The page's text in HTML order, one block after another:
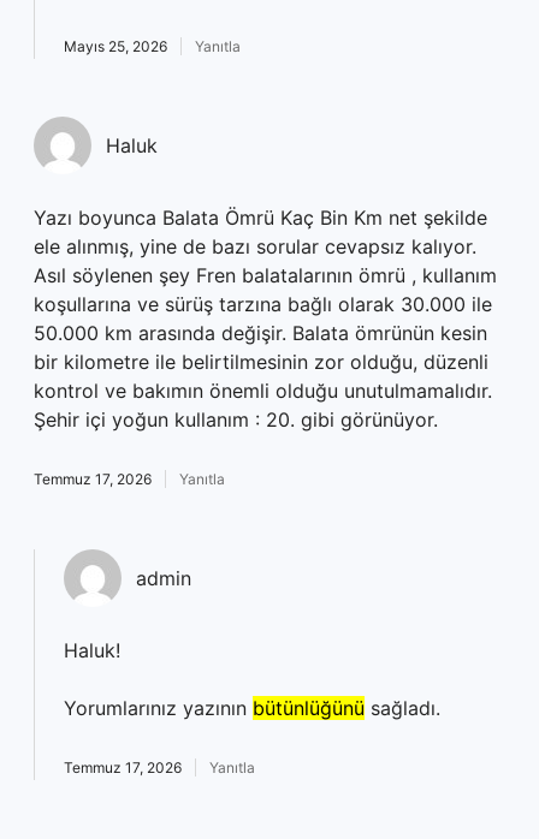
Mayıs 25, 2026 Yanıtla
Haluk
Yazı boyunca Balata Ömrü Kaç Bin Km net şekilde
ele alınmış, yine de bazı sorular cevapsız kalıyor.
Asıl söylenen şey Fren balatalarının ömrü , kullanım
koşullarına ve sürüş tarzına bağlı olarak 30.000 ile
50.000 km arasında değişir. Balata ömrünün kesin
bir kilometre ile belirtilmesinin zor olduğu, düzenli
kontrol ve bakımın önemli olduğu unutulmamalıdır.
Şehir içi yoğun kullanım : 20. gibi görünüyor.
Temmuz 17, 2026 Yanıtla
admin
Haluk!
Yorumlarınız yazının bütünlüğünü sağladı.
Temmuz 17, 2026 Yanıtla